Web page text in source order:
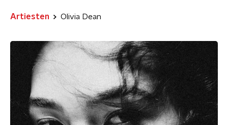
Artiesten Olivia Dean